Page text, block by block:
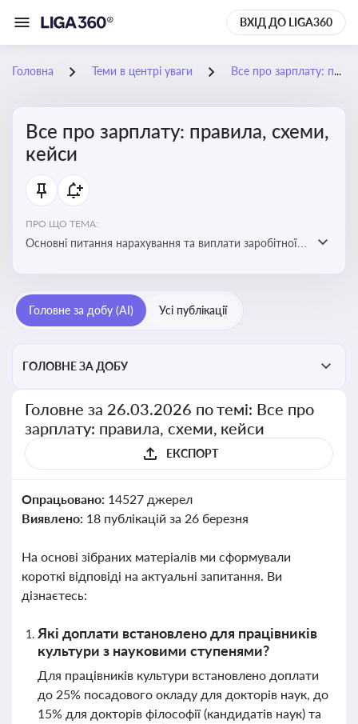
ВХІД ДО LIGA360
Головна Теми в центрі уваги Все про зарплату: правила, схеми, кейси
Все про зарплату: правила, схеми,
кейси
ПРО ЩО ТЕМА:
Основні питання нарахування та виплати заробітної
інформації про можливі схеми зловживань
Головне за добу (AI) Усі публікації
ГОЛОВНЕ ЗА ДОБУ
Головне за 26.03.2026 по темі: Все про
зарплату: правила, схеми, кейси
ЕКСПОРТ
Опрацьовано: 14527 джерел
Виявлено: 18 публікацій за 26 березня
На основі зібраних матеріалів ми сформували
короткі відповіді на актуальні запитання. Ви
дізнаєтесь:
Які доплати встановлено для працівників
культури з науковими ступенями?
Для працівників культури встановлено доплати
до 25% посадового окладу для докторів наук, до
15% для докторів філософії (кандидатів наук) та